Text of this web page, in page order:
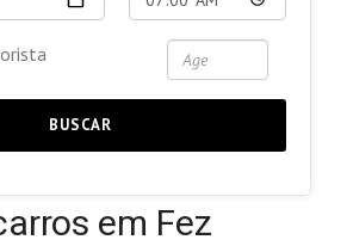
BUSCAR
em Fez